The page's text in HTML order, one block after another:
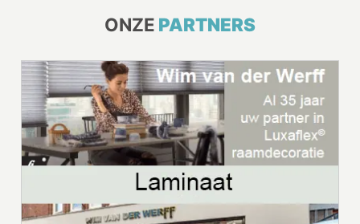
ONZE PARTNERS